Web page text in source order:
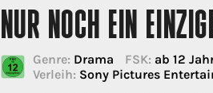
NUR NOCH EIN
Genre: Drama FSK: ab 12
Verleih: Sony Pictures